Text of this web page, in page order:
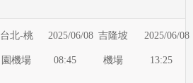
台北-桃
園機場
2025/06/08
08:45
吉隆坡
機場
2025/06/08
13:25